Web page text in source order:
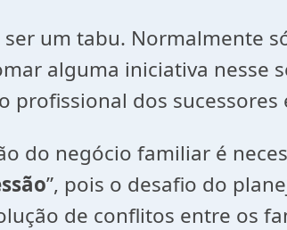
ser um tabu. Normalmente
alguma iniciativa nesse
profissional dos
do negócio familiar é
”, pois o desafio do
de conflitos entre os